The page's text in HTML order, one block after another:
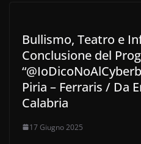
Bullismo, Teatro e
Conclusione del
Piria – Ferraris / Da
Calabria
17 Giugno 2025